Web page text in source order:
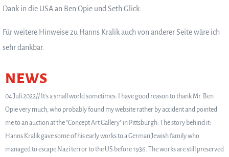
Dank in die USA an Ben Opie und Seth Glick.
Für weitere Hinweise zu Hanns Kralik auch von anderer Seite wäre ich
sehr dankbar.
NEWS
04 Juli 2022// It's a small world sometimes: I have good reason to thank Mr. Ben
Opie very much, who probably found my website rather by accident and pointed
me to an auction at the "Concept Art Gallery" in Pittsburgh. The story behind it:
Hanns Kralik gave some of his early works to a German Jewish family who
managed to escape Nazi terror to the US before 1936. The works are still preserved